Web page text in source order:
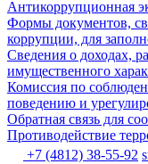
Антикоррупционная
Формы документов,
коррупции, для
Сведения о доходах,
имущественного
Комиссия по
поведению и
Обратная связь для
Противодействие
+7 (4812) 38-55-92